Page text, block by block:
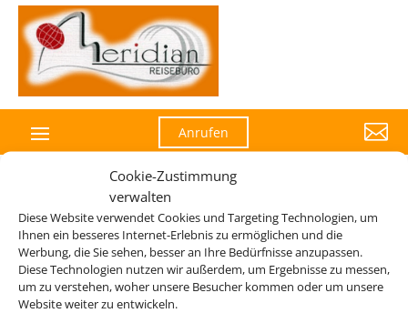
Cookie-Zustimmung
verwalten
Diese Website verwendet Cookies und Targeting Technologien, um
Ihnen ein besseres Internet-Erlebnis zu ermöglichen und die
Werbung, die Sie sehen, besser an Ihre Bedürfnisse anzupassen.
Diese Technologien nutzen wir außerdem, um Ergebnisse zu messen,
um zu verstehen, woher unsere Besucher kommen oder um unsere
Website weiter zu entwickeln.
Anrufen 